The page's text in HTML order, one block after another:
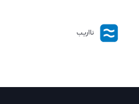
نااریب